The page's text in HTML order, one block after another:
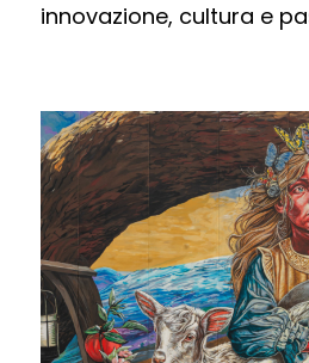
innovazione, cultura e